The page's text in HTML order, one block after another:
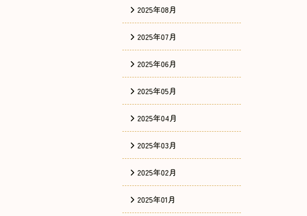
2025年08月
2025年07月
2025年06月
2025年05月
2025年04月
2025年03月
2025年02月
2025年01月